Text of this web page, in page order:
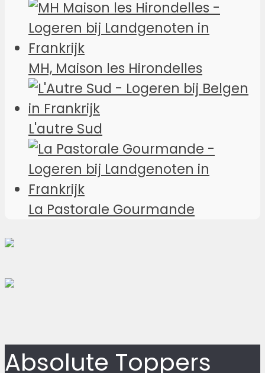
MH, Maison les Hirondelles
L'autre Sud
La Pastorale Gourmande
Absolute Toppers